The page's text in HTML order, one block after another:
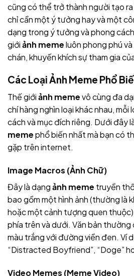
cũng có thể trở thành người tạo ra
chỉ cần một ý tưởng hay và một
dạng trong ý tưởng và phong
giớiảnh memeluôn phong phú
chán, khuyến khích sự tham gia
Các Loại Ảnh Meme Phổ
Thế giớiảnh memevô cùng đa
chí hàng nghìn loại khác nhau, mỗi
cách và mục đích riêng. Dưới đây
memephổ biến nhất mà bạn có
gặp trên internet.
Image Macros (Ảnh Chữ)
Đây là dạngảnh meme truyền
bao gồm một hình ảnh (thường là
hoặc một cảnh tượng quen
phía trên và dưới. Văn bản
màu trắng với đường viền đen. Ví
“Distracted Boyfriend”, “Doge”
Video Memes (Meme Video)